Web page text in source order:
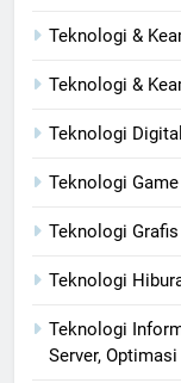
Teknologi &
Teknologi &
Teknologi
Teknologi
Teknologi
Teknologi
Teknologi
Server,